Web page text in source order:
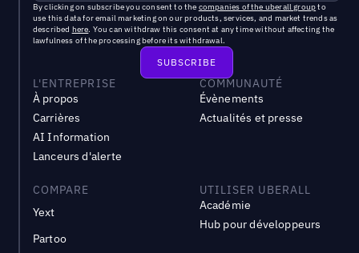
By clicking on subscribe you consent to the companies of the uberall groupto
use this data for email marketing on our products, services, and market trends as
described here. You can withdraw this consent at any time without affecting the
lawfulness of the processing before its withdrawal.
L'ENTREPRISE
À propos
Carrières
AI Information
Lanceurs d'alerte
COMMUNAUTÉ
Évènements
Actualités et presse
COMPARE
Yext
Partoo
UTILISER UBERALL
Académie
Hub pour développeurs